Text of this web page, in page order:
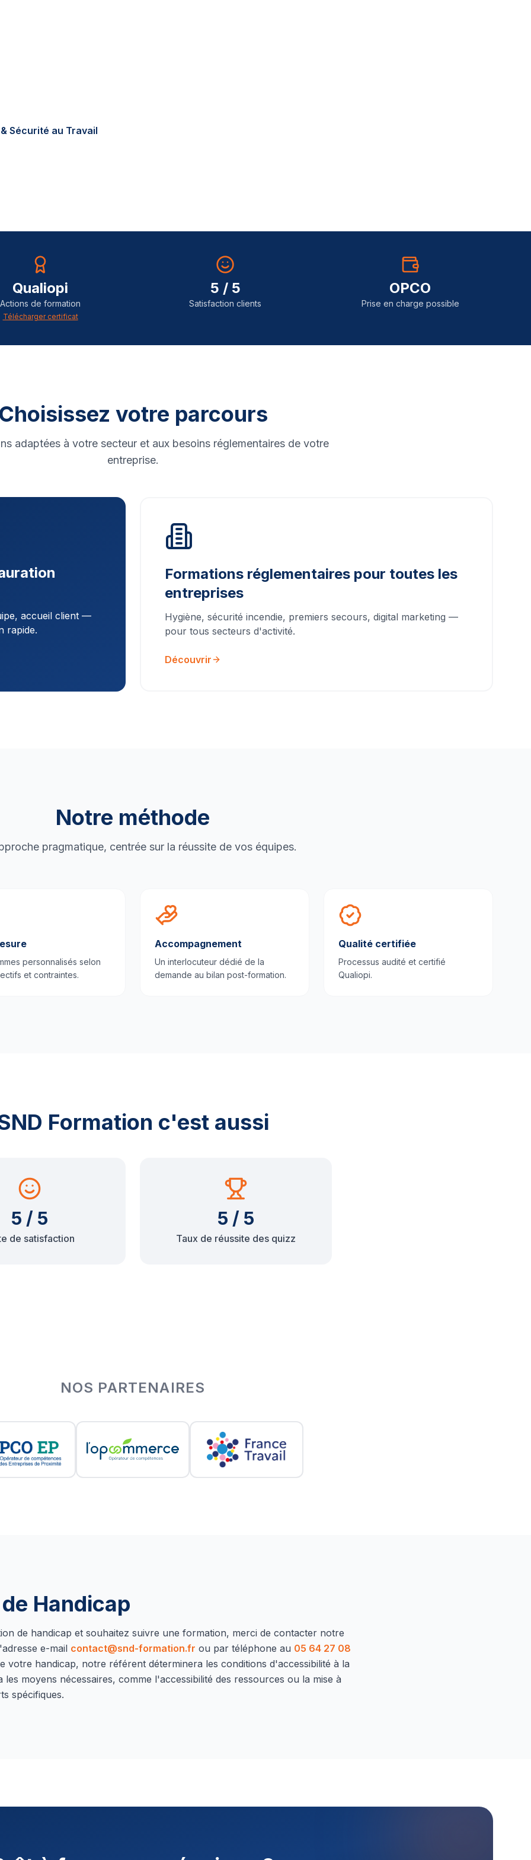
Sécurité au Travail
Qualiopi
Actions de formation
Télécharger certificat
5 / 5
Satisfaction clients
OPCO
Prise en charge possible
votre parcours
adaptées à votre secteur et aux besoins réglementaires de votre
entreprise.
accueil client —
rapide.
Formations réglementaires pour toutes les
entreprises
Hygiène, sécurité incendie, premiers secours, digital marketing —
pour tous secteurs d'activité.
Découvrir
Notre méthode
pragmatique, centrée sur la réussite de vos équipes.
personnalisés selon
et contraintes.
Accompagnement
Un interlocuteur dédié de la
demande au bilan post-formation.
Qualité certifiée
Processus audité et certifié
Qualiopi.
Formation c'est aussi
5 / 5
de satisfaction
5 / 5
Taux de réussite des quizz
NOS PARTENAIRES
Handicap
de handicap et souhaitez suivre une formation, merci de contacter notre
e-mail contact@snd-formation.fr ou par téléphone au 05 64 27 08
votre handicap, notre référent déterminera les conditions d'accessibilité à la
moyens nécessaires, comme l'accessibilité des ressources ou la mise à
spécifiques.